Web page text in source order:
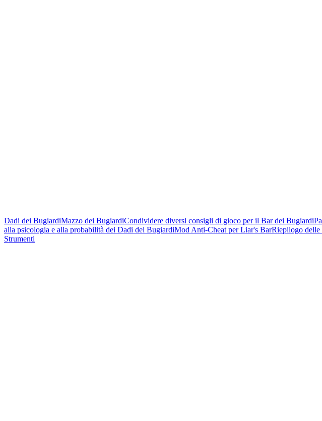
Dadi dei BugiardiMazzo dei BugiardiCondividere diversi consigli di gioco per il Bar dei Bugiardi
alla psicologia e alla probabilità dei Dadi dei BugiardiMod Anti-Cheat per Liar's BarRiepilogo
Strumenti